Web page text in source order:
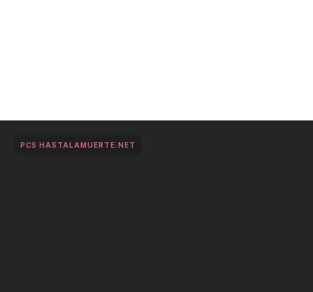
PCS HASTALAMUERTE.NET